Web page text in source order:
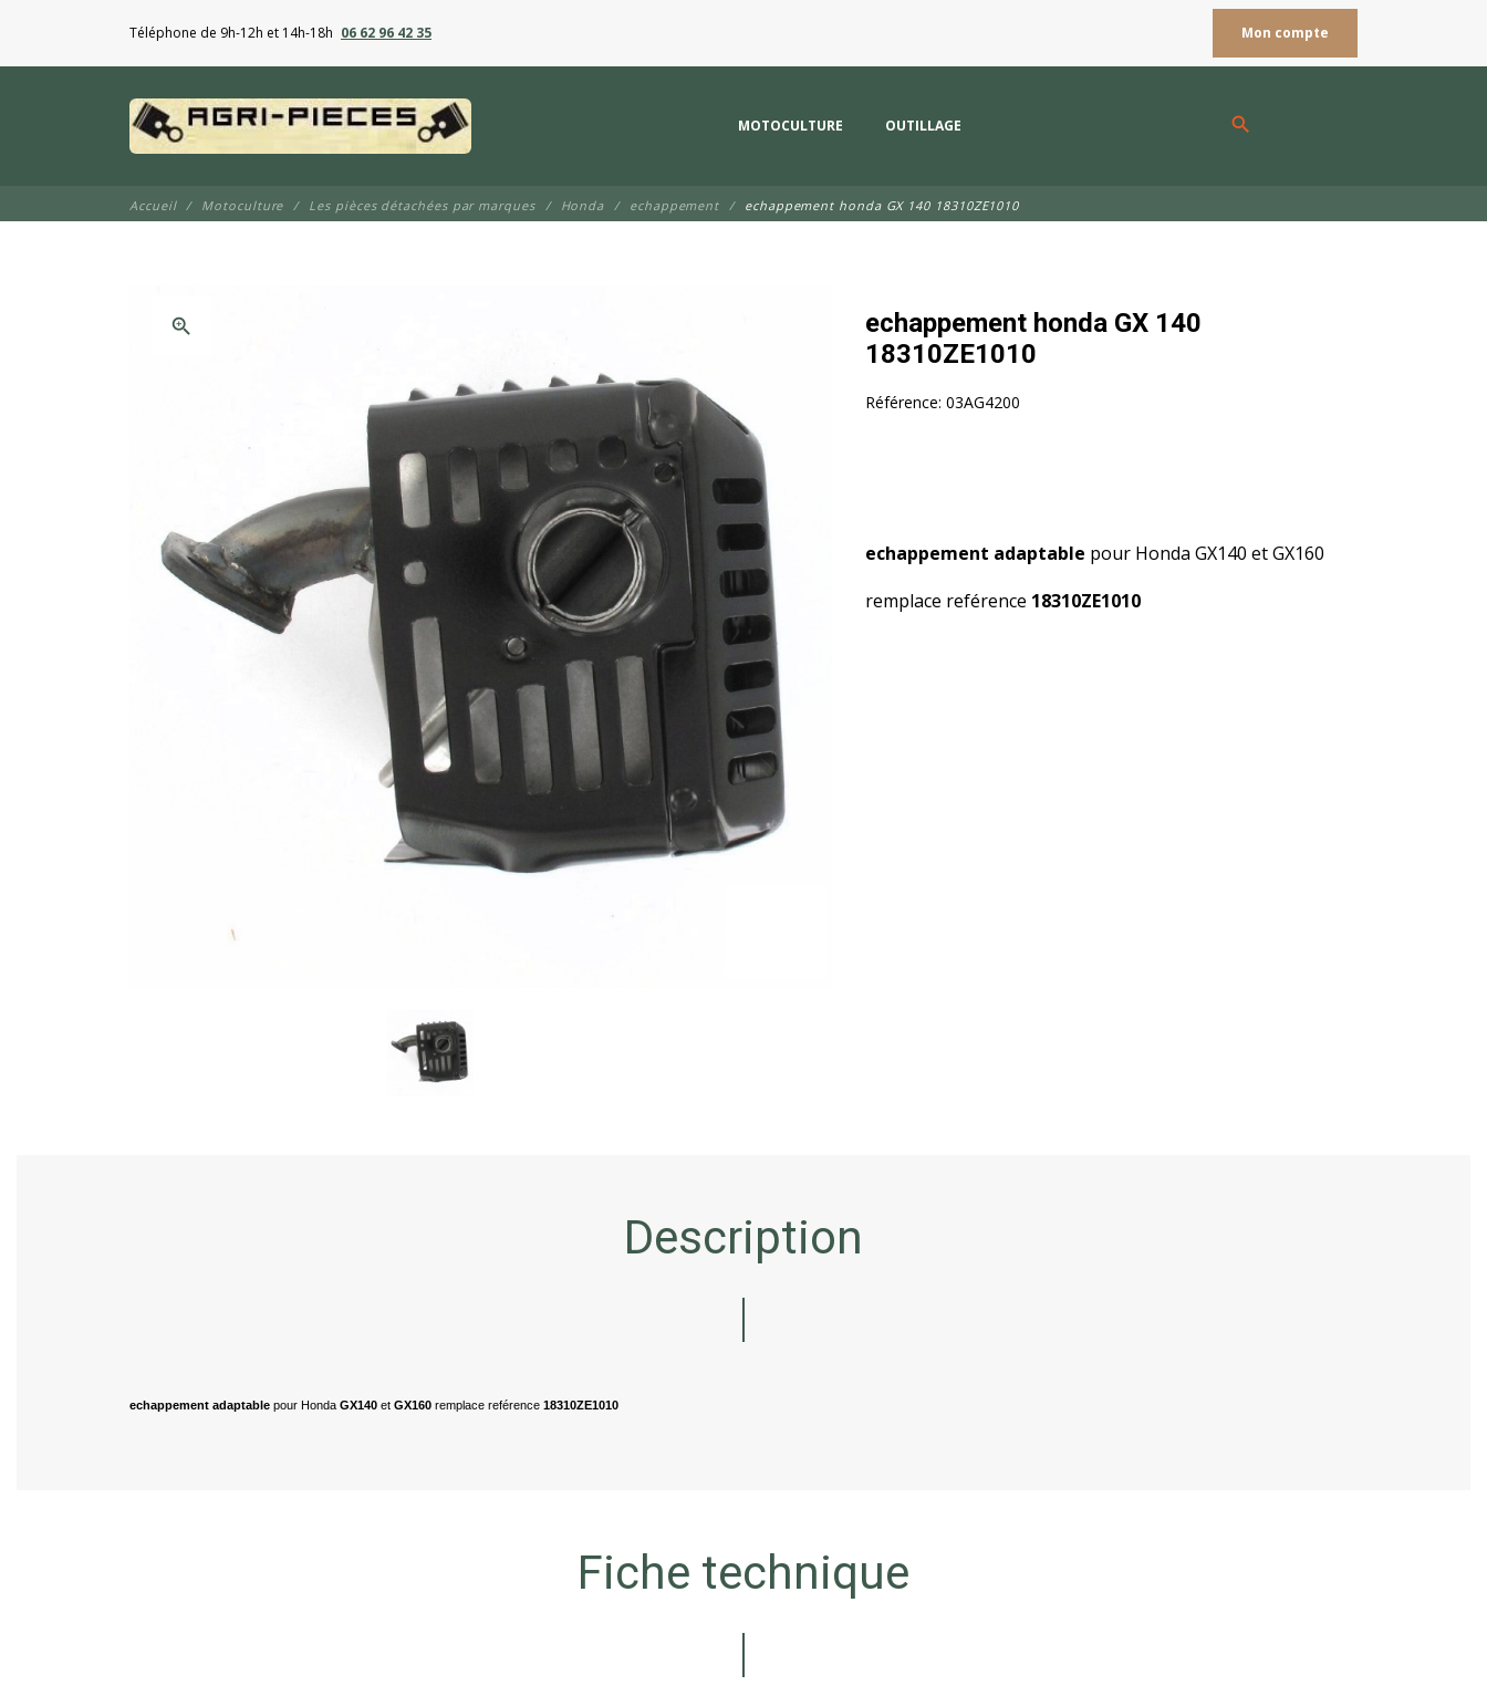
Téléphone de 9h-12h et 14h-18h 06 62 96 42 35 Mon compte
MOTOCULTURE OUTILLAGE search
Accueil Motoculture Les pièces détachées par marques Honda echappement echappement honda GX 140 18310ZE1010
zoom_in
echappement honda GX 140
18310ZE1010
Référence: 03AG4200
echappement adaptable pour Honda GX140 et GX160
remplace reférence 18310ZE1010
Description
echappement adaptable pour Honda GX140 et GX160 remplace reférence 18310ZE1010
Fiche technique